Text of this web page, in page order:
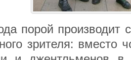
порой производит
зрителя: вместо